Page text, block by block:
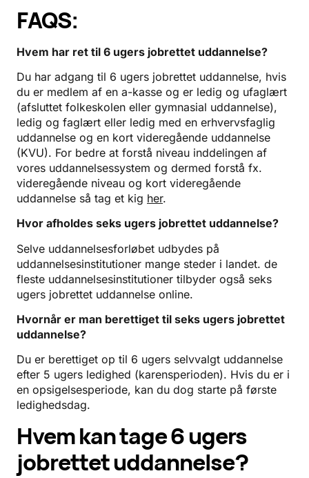
FAQS:
Hvem har ret til 6 ugers jobrettet uddannelse?
Du har adgang til 6 ugers jobrettet uddannelse, hvis
du er medlem af en a-kasse og er ledig og ufaglært
(afsluttet folkeskolen eller gymnasial uddannelse),
ledig og faglært eller ledig med en erhvervsfaglig
uddannelse og en kort videregående uddannelse
(KVU). For bedre at forstå niveau inddelingen af
vores uddannelsessystem og dermed forstå fx.
videregående niveau og kort videregående
uddannelse så tag et kig her.
Hvor afholdes seks ugers jobrettet uddannelse?
Selve uddannelsesforløbet udbydes på
uddannelsesinstitutioner mange steder i landet. de
fleste uddannelsesinstitutioner tilbyder også seks
ugers jobrettet uddannelse online.
Hvornår er man berettiget til seks ugers jobrettet
uddannelse?
Du er berettiget op til 6 ugers selvvalgt uddannelse
efter 5 ugers ledighed (karensperioden). Hvis du er i
en opsigelsesperiode, kan du dog starte på første
ledighedsdag.
Hvem kan tage 6 ugers
jobrettet uddannelse?